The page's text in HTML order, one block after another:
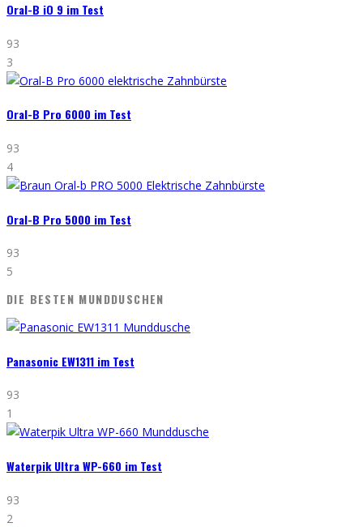
Oral-B iO 9 im Test
93
3
Oral-B Pro 6000 im Test
93
4
Oral-B Pro 5000 im Test
93
5
DIE BESTEN MUNDDUSCHEN
Panasonic EW1311 im Test
93
1
Waterpik Ultra WP-660 im Test
93
2